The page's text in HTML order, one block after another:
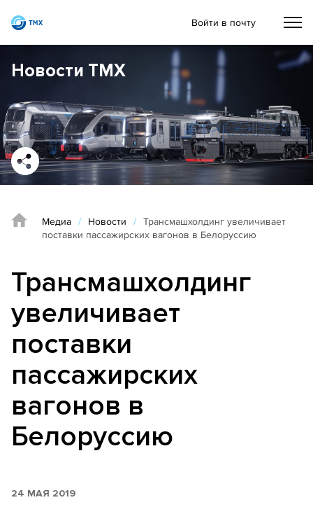
Войти в почту
Новости ТМХ
Медиа / Новости / Трансмашхолдинг увеличивает
поставки пассажирских вагонов в Белоруссию
Трансмашхолдинг
увеличивает
поставки
пассажирских
вагонов в
Белоруссию
24 МАЯ 2019